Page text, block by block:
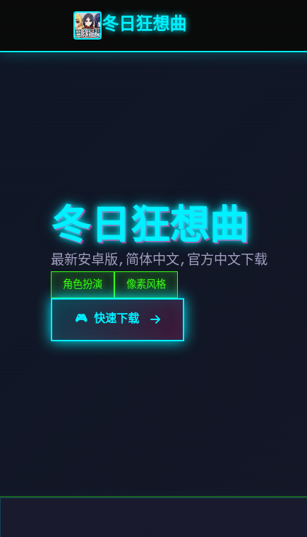
冬日狂想曲
冬日狂想曲
最新安卓版,简体中文,官方中文下载
角色扮演 像素风格
🎮 快速下载